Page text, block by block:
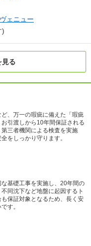
ェニュー
)
見る
、万一の瑕疵に備えた「瑕疵
引渡しから10年間保証される
三者機関による検査を実施
をしっかり守ります。
基礎工事を実施し、20年間の
同沈下など地盤に起因するト
保証対象となるため、長く安
す。